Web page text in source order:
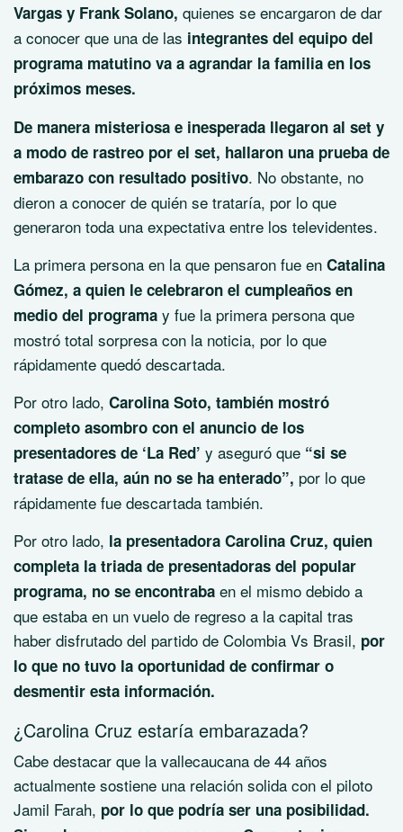
Vargas y Frank Solano, quienes se encargaron de dar
a conocer que una de las integrantes del equipo del
programa matutino va a agrandar la familia en los
próximos meses.
De manera misteriosa e inesperada llegaron al set y
a modo de rastreo por el set, hallaron una prueba de
embarazo con resultado positivo. No obstante, no
dieron a conocer de quién se trataría, por lo que
generaron toda una expectativa entre los televidentes.
La primera persona en la que pensaron fue en Catalina
Gómez, a quien le celebraron el cumpleaños en
medio del programa y fue la primera persona que
mostró total sorpresa con la noticia, por lo que
rápidamente quedó descartada.
Por otro lado, Carolina Soto, también mostró
completo asombro con el anuncio de los
presentadores de ‘La Red’ y aseguró que “si se
tratase de ella, aún no se ha enterado”, por lo que
rápidamente fue descartada también.
Por otro lado, la presentadora Carolina Cruz, quien
completa la triada de presentadoras del popular
programa, no se encontraba en el mismo debido a
que estaba en un vuelo de regreso a la capital tras
haber disfrutado del partido de Colombia Vs Brasil, por
lo que no tuvo la oportunidad de confirmar o
desmentir esta información.
¿Carolina Cruz estaría embarazada?
Cabe destacar que la vallecaucana de 44 años
actualmente sostiene una relación solida con el piloto
Jamil Farah, por lo que podría ser una posibilidad.